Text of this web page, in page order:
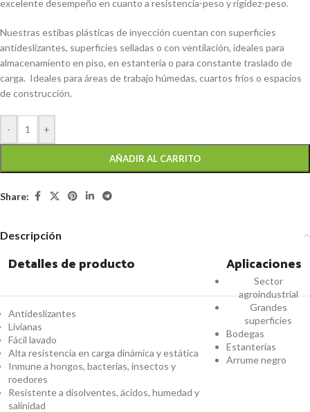
excelente desempeño en cuanto a resistencia-peso y rigidez-peso.
Nuestras estibas plásticas de inyección cuentan con superficies
antideslizantes, superficies selladas o con ventilación, ideales para
almacenamiento en piso, en estantería o para constante traslado de
carga. Ideales para áreas de trabajo húmedas, cuartos fríos o espacios
de construcción.
- +
AÑADIR AL CARRITO
Share:
Descripción
Detalles de producto Aplicaciones
Antideslizantes
Livianas
Fácil lavado
Alta resistencia en carga dinámica y estática
Inmune a hongos, bacterias, insectos y
roedores
Resistente a disolventes, ácidos, humedad y
salinidad
Sector
agroindustrial
Grandes
superficies
Bodegas
Estanterías
Arrume negro